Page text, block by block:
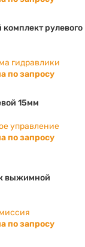
рулевого
гидравлики
по запросу
15мм
управление
по запросу
выжимной
по запросу